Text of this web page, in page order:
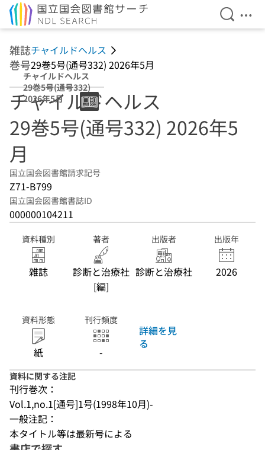
検索を
メ
雑誌チャイルドヘルス
巻号29巻5号(通号332) 2026年5月
チャイルドヘルス
29巻5号(通号332)
2026年5月
チャイルドヘルス
29巻5号(通号332) 2026年5
月
国立国会図書館請求記号
Z71-B799
国立国会図書館書誌ID
000000104211
資料種別
雑誌
著者
診断と治療社
[編]
出版者
診断と治療社
出版年
2026
資料形態
紙
刊行頻度
-
詳細を見
る
資料に関する注記
刊行巻次：
Vol.1,no.1[通号]1号(1998年10月)-
一般注記：
本タイトル等は最新号による